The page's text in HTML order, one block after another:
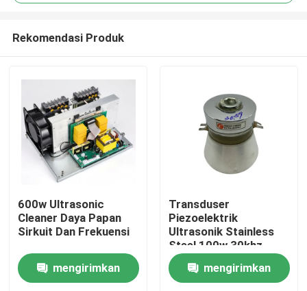
Rumah
Rekomendasi Produk
600w Ultrasonic
Cleaner Daya Papan
Sirkuit Dan Frekuensi
mengirimkan
Transduser
Piezoelektrik
Ultrasonik Stainless
Steel 100w 30khz
mengirimkan